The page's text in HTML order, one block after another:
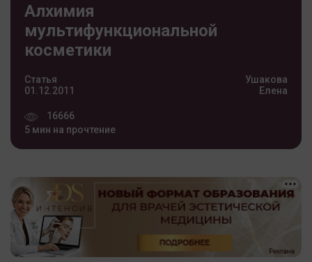
Алхимия
мультифункциональной
косметики
Статья
01.12.2011
16666
5 мин на прочтение
Ушакова
Елена